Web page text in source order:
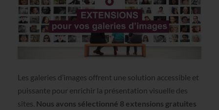
Les galeries d’images offrent une solution accessible et
puissante pour enrichir la présentation visuelle des
sites. Nous avons sélectionné 8 extensions gratuites